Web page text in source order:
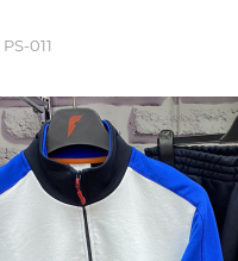
PS-011